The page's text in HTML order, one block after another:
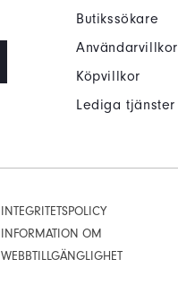
Butikssökare
Användarvillkor
Köpvillkor
Lediga tjänster
INTEGRITETSPOLICY
INFORMATION OM
WEBBTILLGÄNGLIGHET